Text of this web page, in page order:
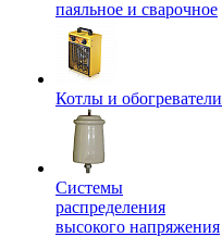
паяльное и сварочное
Котлы и обогреватели
Системы
распределения
высокого напряжения